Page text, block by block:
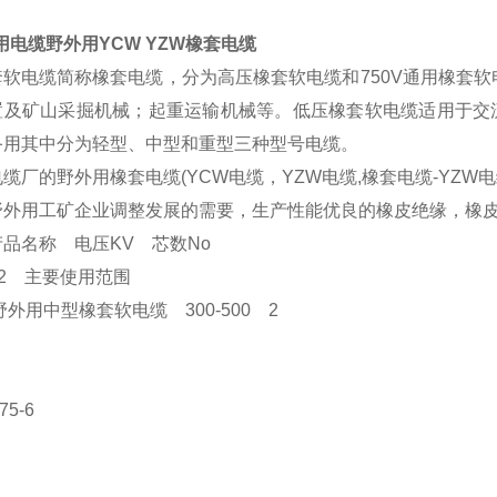
电缆野外用YCW YZW橡套电缆
电缆简称橡套电缆，分为高压橡套软电缆和750V通用橡套
矿山采掘机械；起重运输机械等。低压橡套软电缆适用于
其中分为轻型、中型和重型三种型号电缆。
厂的野外用橡套电缆(YCW电缆，YZW电缆,橡套电缆-YZW
用工矿企业调整发展的需要，生产性能优良的橡皮绝缘，橡
名称 电压KV 芯数No
主要使用范围
用中型橡套软电缆 300-500 2
6